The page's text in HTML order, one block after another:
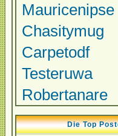
Mauricenipse
Chasitymug
Carpetodf
Testeruwa
Robertanare
Die Top